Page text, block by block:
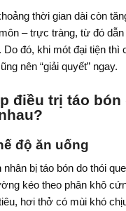
thời gian dài còn
– trực tràng, từ đó
Do đó, khi mót đại tiện thì
nên “giải quyết” ngay.
điều trị táo bón
độ ăn uống
bị táo bón do thói
kéo theo phân khô
hơi thở có mùi khó